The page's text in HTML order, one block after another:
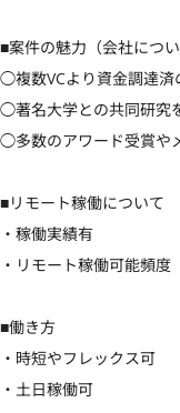
■案件の魅力（会社につ
◯複数VCより資金調達済
◯著名大学との共同研究
◯多数のアワード受賞や
■リモート稼働について
・稼働実績有
・リモート稼働可能頻度
■働き方
・時短やフレックス可
・土日稼働可